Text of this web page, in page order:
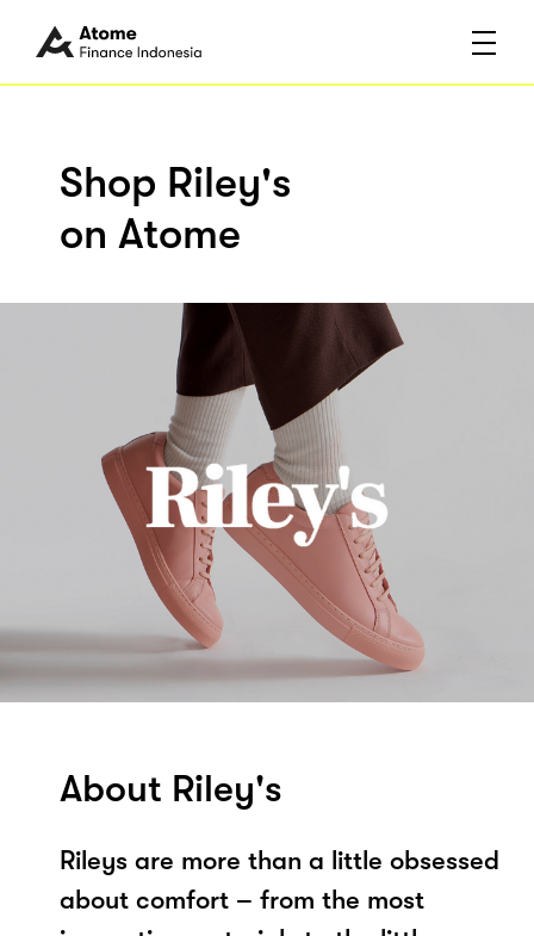
Shop Riley's
on Atome
About Riley's
Rileys are more than a little obsessed
about comfort – from the most